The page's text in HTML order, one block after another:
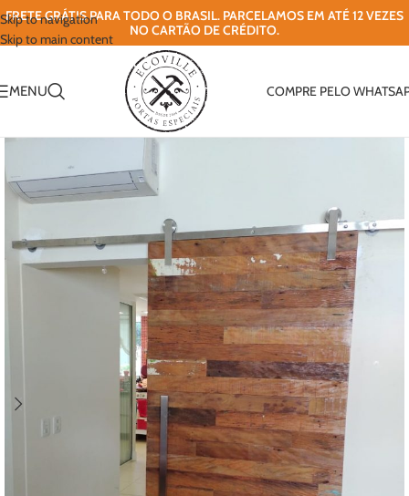
Skip to navigation
Skip to main content
FRETE GRÁTIS PARA TODO O BRASIL. PARCELAMOS EM ATÉ 12 VEZES
NO CARTÃO DE CRÉDITO.
MENU COMPRE PELO